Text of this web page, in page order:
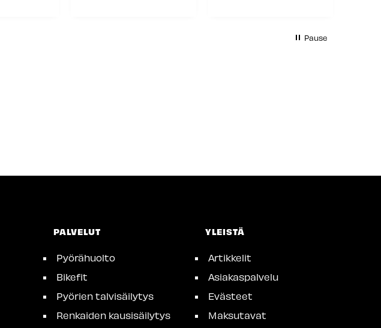
Pause
PALVELUT
Pyörähuolto
Bikefit
Pyörien talvisäilytys
Renkaiden kausisäilytys
YLEISTÄ
Artikkelit
Asiakaspalvelu
Evästeet
Maksutavat